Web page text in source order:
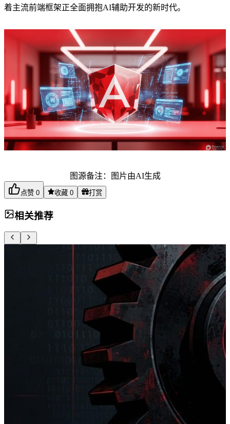
着主流前端框架正全面拥抱AI辅助开发的新时代。
图源备注：图片由AI生成
点赞 0 收藏 0 打赏
相关推荐